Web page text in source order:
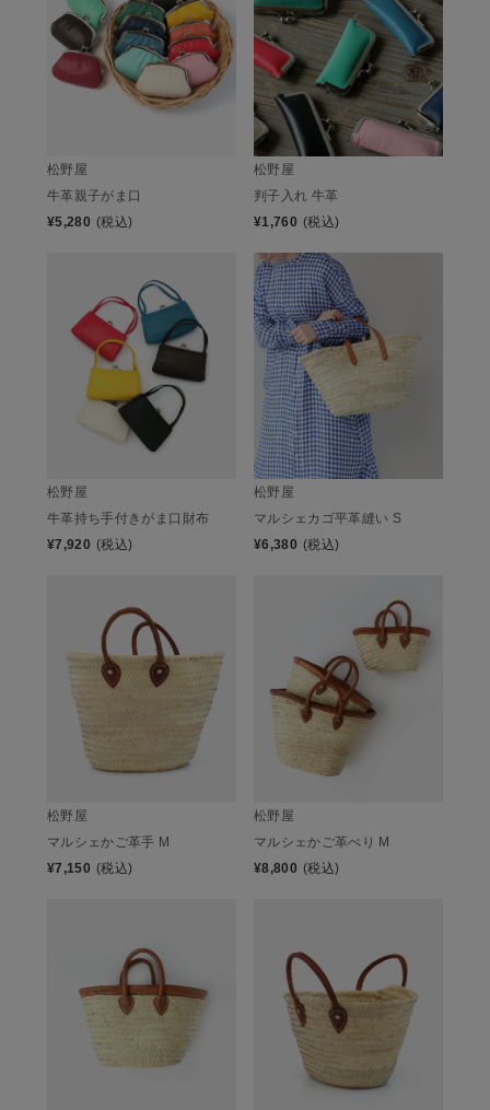
松野屋
牛革親子がま口
¥5,280 (税込)
松野屋
判子入れ 牛革
¥1,760 (税込)
松野屋
牛革持ち手付きがま口財布
¥7,920 (税込)
松野屋
マルシェカゴ平革縫い S
¥6,380 (税込)
松野屋
マルシェかご革手 M
¥7,150 (税込)
松野屋
マルシェかご革べり M
¥8,800 (税込)